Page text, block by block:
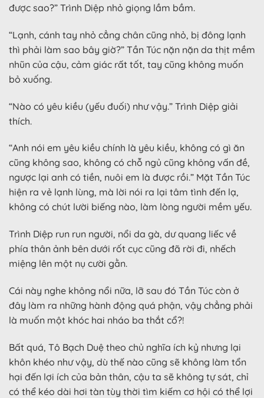
được sao?” Trình Diệp nhỏ giọng lầm bầm.
“Lạnh, cánh tay nhỏ cẳng chân cũng nhỏ, bị đông lạnh
thì phải làm sao bây giờ?” Tần Túc nặn nặn da thịt mềm
nhũn của cậu, cảm giác rất tốt, tay cũng không muốn
bỏ xuống.
“Nào có yêu kiều (yếu đuối) như vậy.” Trình Diệp giải
thích.
“Anh nói em yêu kiều chính là yêu kiều, không có gì ăn
cũng không sao, không có chỗ ngủ cũng không vấn đề,
ngược lại anh có tiền, nuôi em là được rồi.” Mặt Tần Túc
hiện ra vẻ lạnh lùng, mà lời nói ra lại tâm tình đến lạ,
không có chút lười biếng nào, làm lòng người mềm yếu.
Trình Diệp run run người, nổi da gà, dư quang liếc về
phía thân ảnh bên dưới rốt cục cũng đã rời đi, nhếch
miệng lên một nụ cười gằn.
Cái này nghe không nổi nữa, lỡ sau đó Tần Túc còn ở
đây làm ra những hành động quá phận, vậy chẳng phải
là muốn một khóc hai nháo ba thắt cổ?!
Bất quá, Tô Bạch Duệ theo chủ nghĩa ích kỷ nhưng lại
khôn khéo như vậy, dù thế nào cũng sẽ không làm tổn
hại đến lợi ích của bản thân, cậu ta sẽ không tự sát, chỉ
có thể kéo dài hơi tàn tùy thời tìm kiếm cơ hội có thể lợi